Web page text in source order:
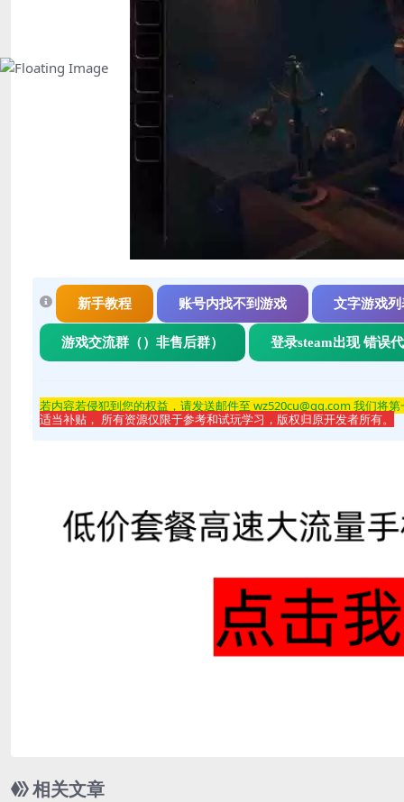
新手教程 账号内找不到游戏 文字游戏列
游戏交流群（）非售后群） 登录steam出现 错误
若内容若侵犯到您的权益，请发送邮件至 wz520cu@qq.com 我们将
适当补贴， 所有资源仅限于参考和试玩学习，版权归原开发者所有。
相关文章